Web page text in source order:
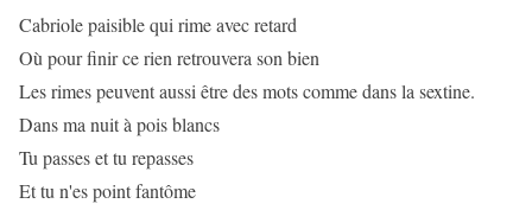
Cabriole paisible qui rime avec retard
Où pour finir ce rien retrouvera son bien
Les rimes peuvent aussi être des mots comme dans la sextine.
Dans ma nuit à pois blancs
Tu passes et tu repasses
Et tu n'es point fantôme